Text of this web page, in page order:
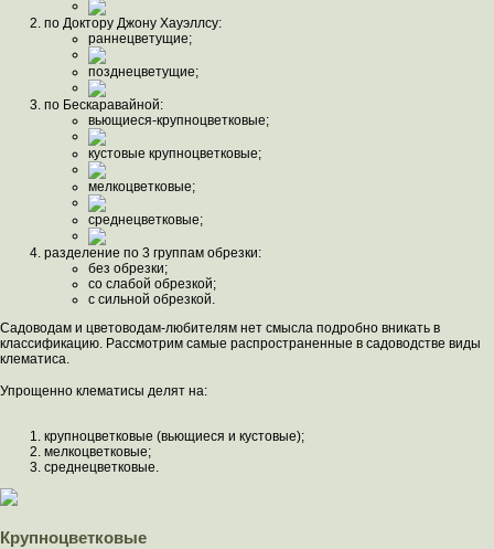
по Доктору Джону Хауэллсу:
раннецветущие;
позднецветущие;
по Бескаравайной:
вьющиеся-крупноцветковые;
кустовые крупноцветковые;
мелкоцветковые;
среднецветковые;
разделение по 3 группам обрезки:
без обрезки;
со слабой обрезкой;
с сильной обрезкой.
Садоводам и цветоводам-любителям нет смысла подробно вникать в
классификацию. Рассмотрим самые распространенные в садоводстве виды
клематиса.
Упрощенно клематисы делят на:
крупноцветковые (вьющиеся и кустовые);
мелкоцветковые;
среднецветковые.
Крупноцветковые